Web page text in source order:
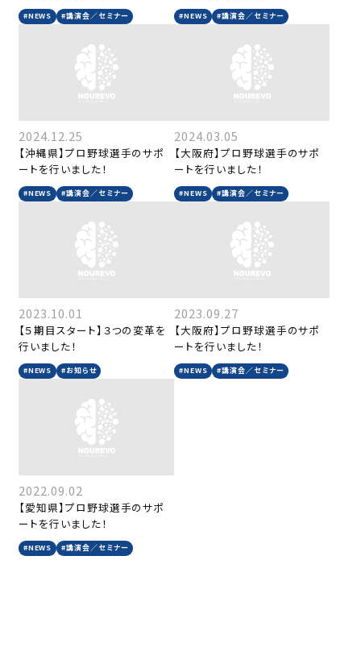
#NEWS #講演会／セミナー #NEWS #講演会／セミナー
2024.12.25
【沖縄県】プロ野球選手のサポ
ートを行いました！
#NEWS #講演会／セミナー
2024.03.05
【大阪府】プロ野球選手のサポ
ートを行いました！
#NEWS #講演会／セミナー
2023.10.01
【５期目スタート】３つの変革を
行いました！
#NEWS #お知らせ
2023.09.27
【大阪府】プロ野球選手のサポ
ートを行いました！
#NEWS #講演会／セミナー
2022.09.02
【愛知県】プロ野球選手のサポ
ートを行いました！
#NEWS #講演会／セミナー